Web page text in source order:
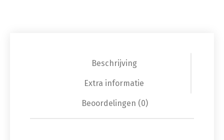
Beschrijving
Extra informatie
Beoordelingen (0)